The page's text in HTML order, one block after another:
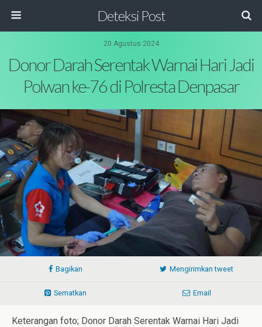
Deteksi Post
20 Agustus 2024
Donor Darah Serentak Warnai Hari Jadi
Polwan ke-76 di Polresta Denpasar
Bagikan Mengirimkan tweet
Sematkan Email
Keterangan foto; Donor Darah Serentak Warnai Hari Jadi